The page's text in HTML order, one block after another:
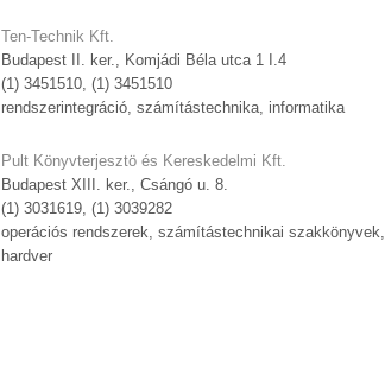
Ten-Technik Kft.
Budapest II. ker., Komjádi Béla utca 1 I.4
(1) 3451510, (1) 3451510
rendszerintegráció, számítástechnika, informatika
Pult Könyvterjesztö és Kereskedelmi Kft.
Budapest XIII. ker., Csángó u. 8.
(1) 3031619, (1) 3039282
operációs rendszerek, számítástechnikai szakkönyvek,
hardver